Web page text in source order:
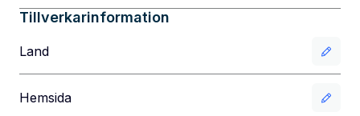
Tillverkarinformation
Land
Hemsida